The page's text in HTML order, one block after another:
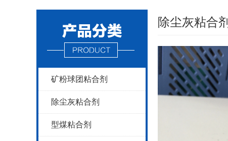
矿粉球团粘合剂
除尘灰粘合剂
型煤粘合剂
除尘灰粘合剂